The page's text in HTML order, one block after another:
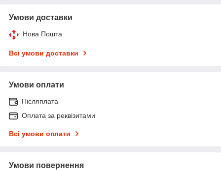
Умови доставки
Нова Пошта
Всі умови доставки
Умови оплати
Післяплата
Оплата за реквізитами
Всі умови оплати
Умови повернення